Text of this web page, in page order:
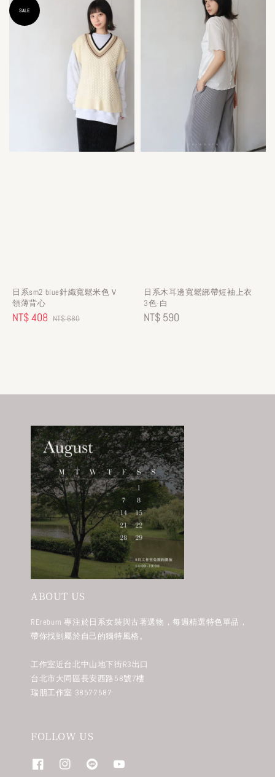
SALE
日系sm2 blue針織寬鬆米色Ｖ
領薄背心
Sale
NT$ 408 Regular
NT$ 680
日系木耳邊寬鬆綁帶短袖上衣
3色-白
Regular
NT$ 590
ABOUT US
REreburn 專注於日系女裝與古著選物，每週精選特色單品，
帶你找到屬於自己的獨特風格。
工作室近台北中山地下街R3出口
台北市大同區長安西路58號7樓
瑞朋工作室 38577587
FOLLOW US